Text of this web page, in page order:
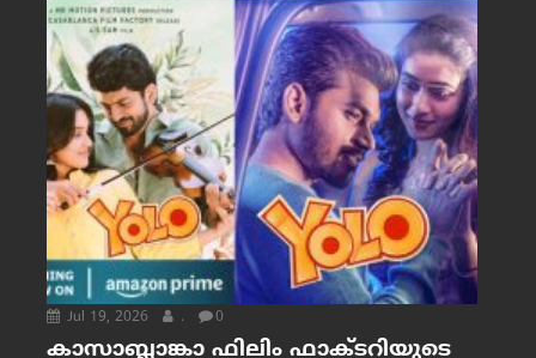
Jul 19, 2026 . 0
കാസാബ്ലാങ്കാ ഫിലിം ഫാക്ടറിയുടെ